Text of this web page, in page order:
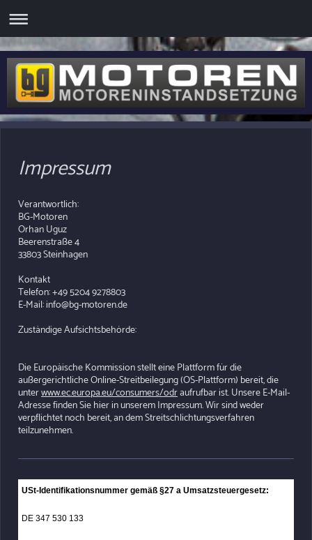
Impressum
Verantwortlich:
BG-Motoren
Orhan Uguz
Beerenstraße4
33803Steinhagen
Kontakt
Telefon: +49 5204 9278803
E-Mail: info@bg-motoren.de
Zuständige Aufsichtsbehörde:
Die Europäische Kommission stellt eine Plattform für die
außergerichtliche Online-Streitbeilegung (OS-Plattform) bereit, die
unterwww.ec.europa.eu/consumers/odraufrufbar ist. Unsere E-Mail-
Adresse finden Sie hier in unserem Impressum. Wir sind weder
verpflichtet noch bereit, an dem Streitschlichtungsverfahren
teilzunehmen.
USt-Identifikationsnummer gemäß §27 a Umsatzsteuergesetz:
DE 347 530 133